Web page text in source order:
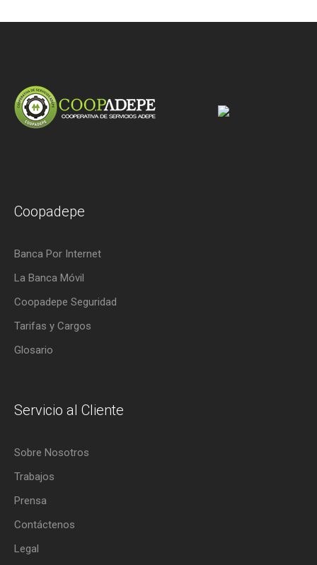
Coopadepe
Banca Por Internet
La Banca Móvil
Coopadepe Seguridad
Tarifas y Cargos
Glosario
Servicio al Cliente
Sobre Nosotros
Trabajos
Prensa
Contáctenos
Legal